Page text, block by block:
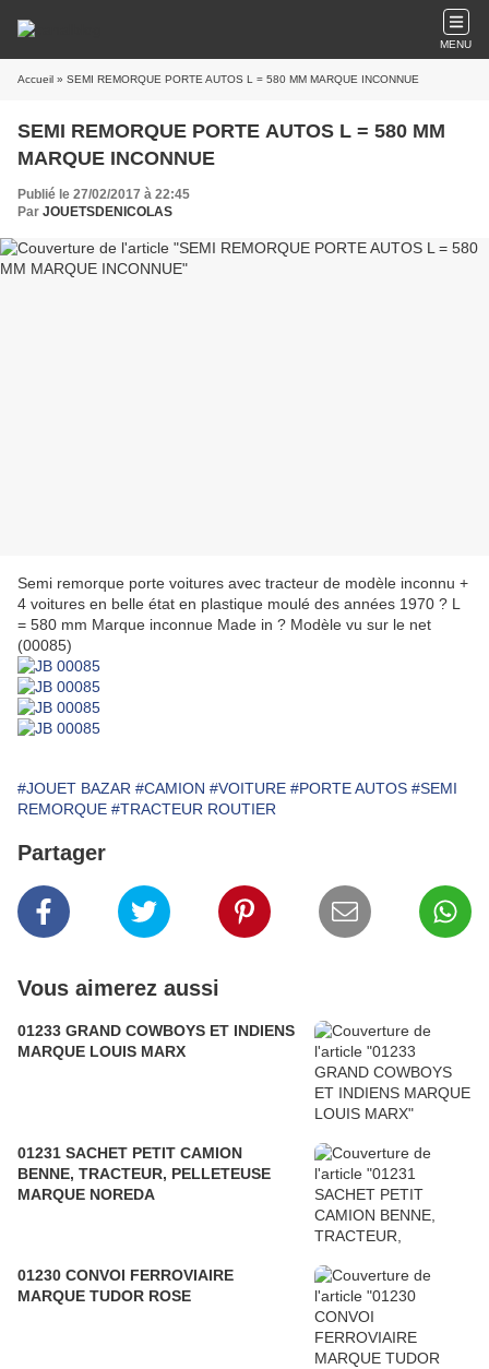
MENU
Accueil » SEMI REMORQUE PORTE AUTOS L = 580 MM MARQUE INCONNUE
SEMI REMORQUE PORTE AUTOS L = 580 MM
MARQUE INCONNUE
Publié le 27/02/2017 à 22:45
Par JOUETSDENICOLAS
Semi remorque porte voitures avec tracteur de modèle inconnu +
4 voitures en belle état en plastique moulé des années 1970 ? L
= 580 mm Marque inconnue Made in ? Modèle vu sur le net
(00085)
#JOUET BAZAR #CAMION #VOITURE #PORTE AUTOS #SEMI
REMORQUE #TRACTEUR ROUTIER
Partager
Vous aimerez aussi
01233 GRAND COWBOYS ET INDIENS
MARQUE LOUIS MARX
01231 SACHET PETIT CAMION
BENNE, TRACTEUR, PELLETEUSE
MARQUE NOREDA
01230 CONVOI FERROVIAIRE
MARQUE TUDOR ROSE